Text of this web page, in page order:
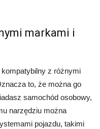
markami i
z różnymi
to, że można go
samochód osobowy,
narzędziu można
pojazdu, takimi